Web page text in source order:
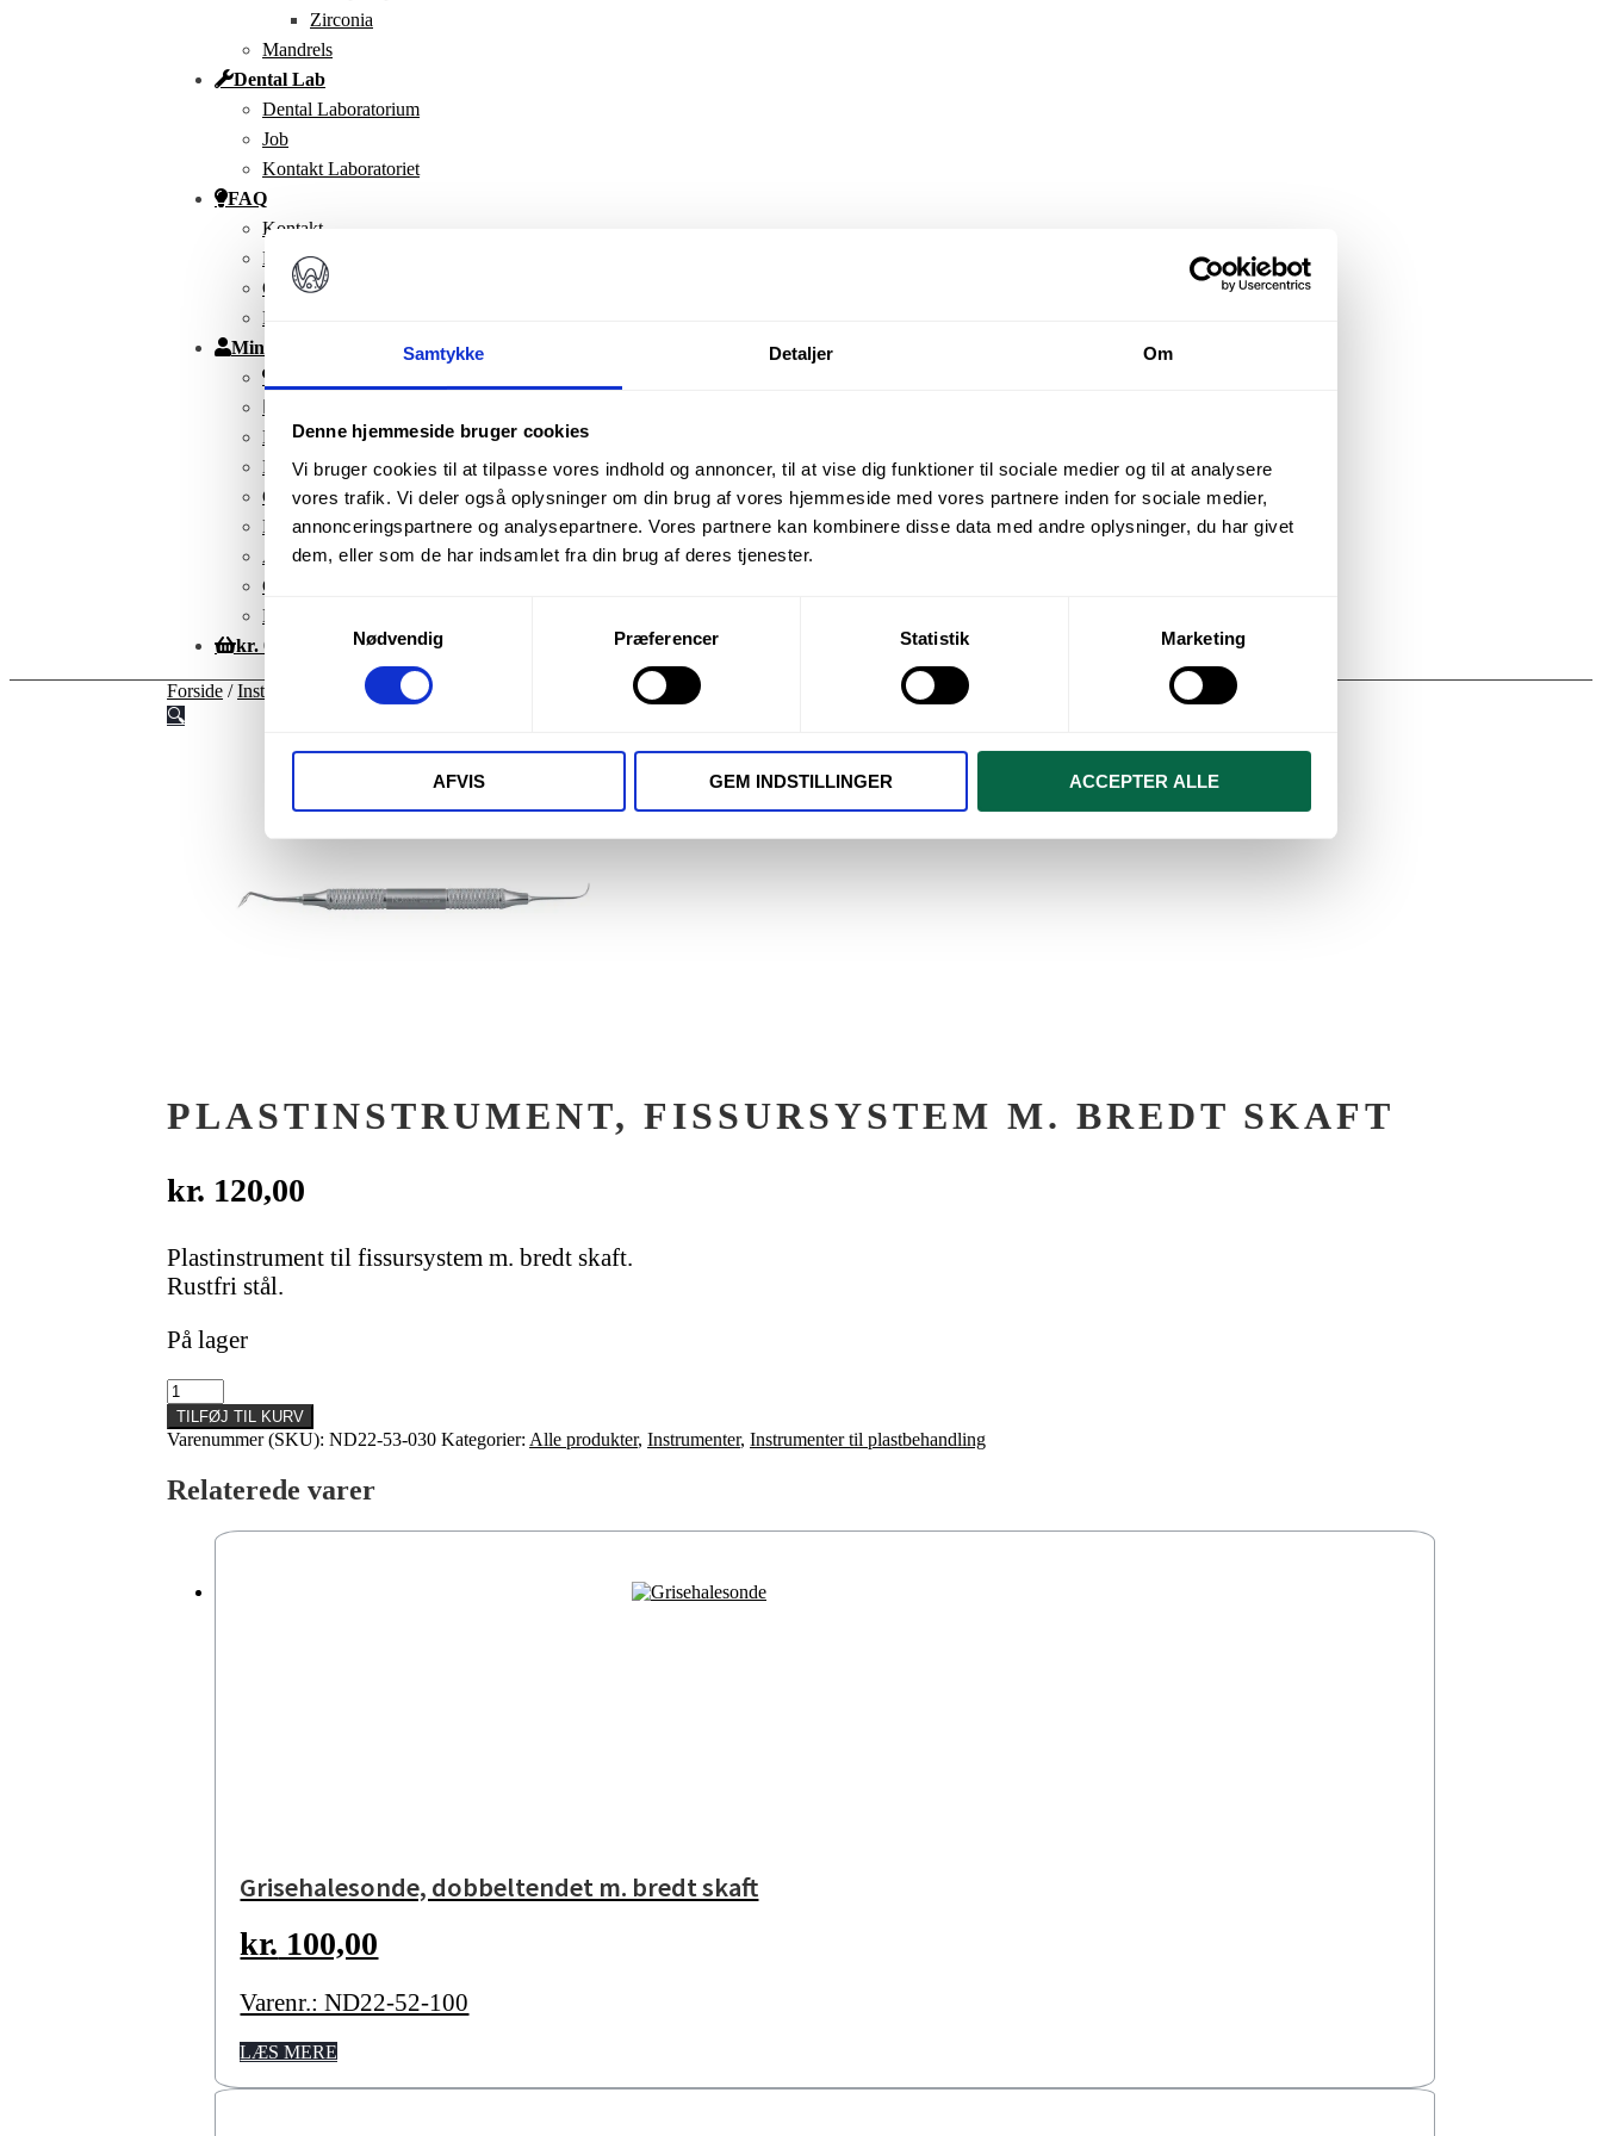
Samtykke Detaljer Om
Denne hjemmeside bruger cookies
Vi bruger cookies til at tilpasse vores indhold og annoncer, til at vise dig funktioner til sociale medier og til at analysere
vores trafik. Vi deler også oplysninger om din brug af vores hjemmeside med vores partnere inden for sociale medier,
annonceringspartnere og analysepartnere. Vores partnere kan kombinere disse data med andre oplysninger, du har givet
dem, eller som de har indsamlet fra din brug af deres tjenester.
Samtykkevalg
Nødvendig
Præferencer Statistik Marketing
AFVIS GEM INDSTILLINGER ACCEPTER ALLE
Zirconia
Mandrels
Dental Lab
Dental Laboratorium
Job
Kontakt Laboratoriet
FAQ
Kontakt
FAQ
Om Os
Nyhedsbrev
Min Konto
Kurv
Kasse
Ordrer
Kontoinformationer
Adresser
Glemt adgangskode
Betingelser
kr. 0,00
Forside /Instrumenter Instrumenter til plastbehandling
Plastinstrument, fissursystem m. bredt skaft
🔍
PLASTINSTRUMENT, FISSURSYSTEM M. BREDT SKAFT
kr. 120,00
Plastinstrument til fissursystem m. bredt skaft.
Rustfri stål.
På lager
Plastinstrument,
fissursystem
m.
bredt
antal
TILFØJ TIL KURV
Varenummer (SKU):ND22-53-030 Kategorier: Alle produkter,Instrumenter,Instrumenter til plastbehandling
Relaterede varer
Grisehalesonde, dobbeltendet m. bredt skaft
kr. 100,00
Varenr.: ND22-52-100
LÆS MERE